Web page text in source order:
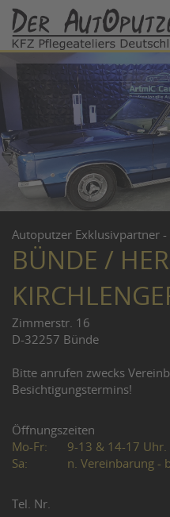
Autoputzer Exklusivpartner
BÜNDE /
Zimmerstr. 16
D-32257 Bünde
Bitte anrufen zwecks
Besichtigungstermins!
Öffnungszeiten
Mo-Fr:
9-13 & 14-17 Uhr.
Sa:
n. Vereinbarung -
Tel. Nr.